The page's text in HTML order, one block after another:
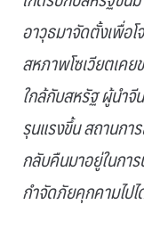
อาวุธมาจัดตั้งเพื่อ
สหภาพโซเวียตเค
ใกล้กับสหรัฐ ผู้นำจี
รุนแรงขึ้น สถานกา
กลับคืนมาอยู่ในกา
กำจัดภัยคุกคามไปไ